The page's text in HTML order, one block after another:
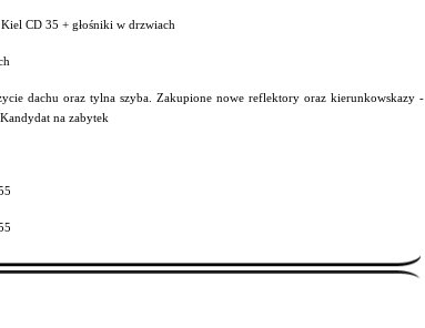
CD 35 + głośniki w drzwiach
dachu oraz tylna szyba. Zakupione nowe reflektory oraz kierunkowskazy -
na zabytek